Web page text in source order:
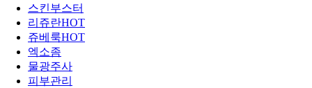
스킨부스터
리쥬란HOT
쥬베룩HOT
엑소좀
물광주사
피부관리